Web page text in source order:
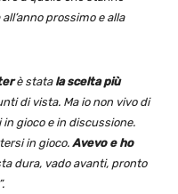
all’anno prossimo e alla
è stata la scelta più
di vista. Ma io non vivo di
gioco e in discussione.
in gioco. Avevo e ho
dura, vado avanti, pronto